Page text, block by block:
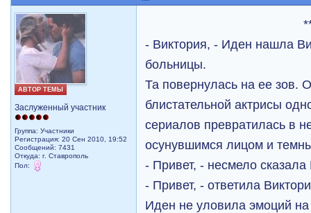
АВТОР ТЕМЫ
Заслуженный участник
Группа: Участники
Регистрация: 20 Сен 2010, 19:52
Сообщений: 7431
Откуда: г. Ставрополь
Пол:
- Виктория, - Иден нашла
больницы.
Та повернулась на ее зов.
блистательной актрисы
сериалов превратилась в
осунувшимся лицом и
- Привет, - несмело
- Привет, - ответила
Иден не уловила эмоций